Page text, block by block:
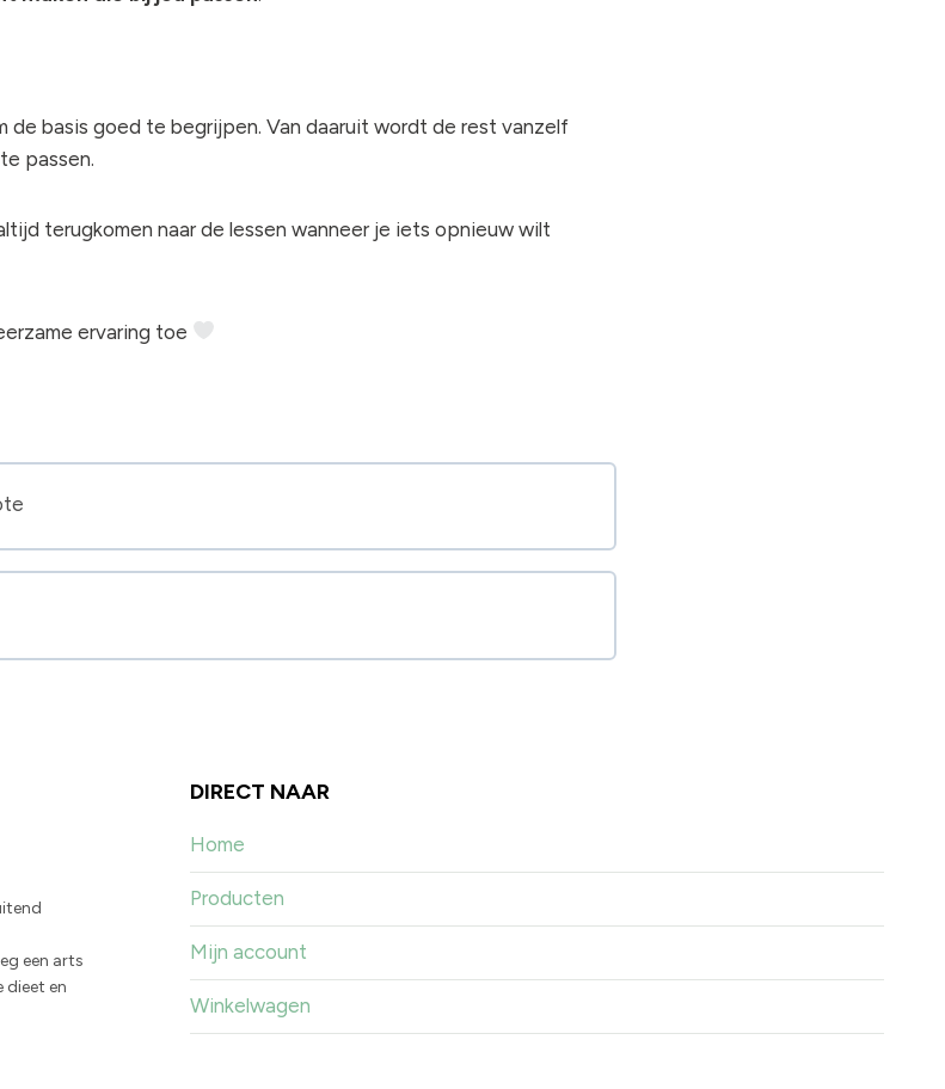
de basis goed te begrijpen. Van daaruit wordt de rest vanzelf
passen.
terugkomen naar de lessen wanneer je iets opnieuw wilt
ervaring toe
een arts
en
DIRECT NAAR
Home
Producten
Mijn account
Winkelwagen